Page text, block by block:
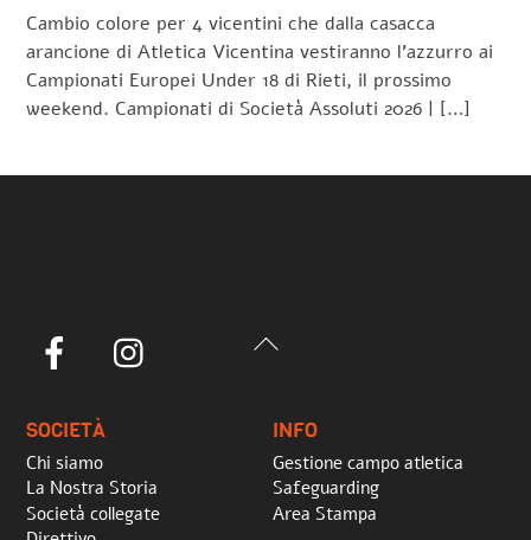
Cambio colore per 4 vicentini che dalla casacca
arancione di Atletica Vicentina vestiranno l’azzurro ai
Campionati Europei Under 18 di Rieti, il prossimo
weekend. Campionati di Società Assoluti 2026 | […]
Back
Facebook
SOCIETÀ
Chi siamo
La Nostra Storia
Società collegate
INFO
Gestione campo atletica
Safeguarding
Area Stampa